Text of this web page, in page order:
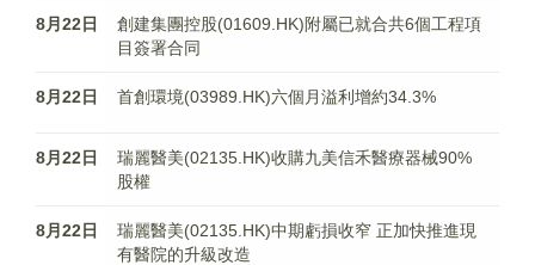
8月22日
創建集團控股(01609.HK)附屬已就合共6個工程項
目簽署合同
8月22日 首創環境(03989.HK)六個月溢利增約34.3%
8月22日
瑞麗醫美(02135.HK)收購九美信禾醫療器械90%
股權
8月22日
瑞麗醫美(02135.HK)中期虧損收窄 正加快推進現
有醫院的升級改造